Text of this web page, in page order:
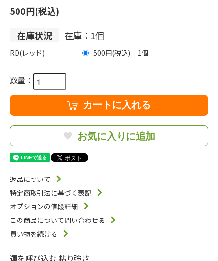
500円(税込)
在庫状況
在庫：1個
RD(レッド) 500円(税込) 1
数量：
カートに入れる
お気に入りに追加
返品について
特定商取引法に基づく表記
オプションの値段詳細
この商品について問い合わせる
買い物を続ける
運を呼び込む 粘り強さ